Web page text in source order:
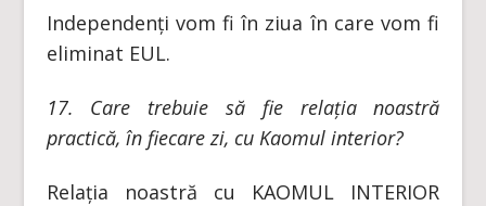
Independenți vom fi în ziua în care vom fi
eliminat EUL.
17. Care trebuie să fie relația noastră
practică, în fiecare zi, cu Kaomul interior?
Relația noastră cu KAOMUL INTERIOR